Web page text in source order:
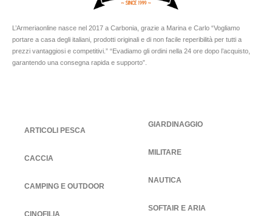
L’Armeriaonline nasce nel 2017 a Carbonia, grazie a Marina e Carlo “Vogliamo
portare a casa degli italiani, prodotti originali e di non facile reperibilità per tutti a
prezzi vantaggiosi e competitivi.” “Evadiamo gli ordini nella 24 ore dopo l’acquisto,
garantendo una consegna rapida e supporto”.
ARTICOLI PESCA
CACCIA
CAMPING E OUTDOOR
CINOFILIA
GIARDINAGGIO
MILITARE
NAUTICA
SOFTAIR E ARIA